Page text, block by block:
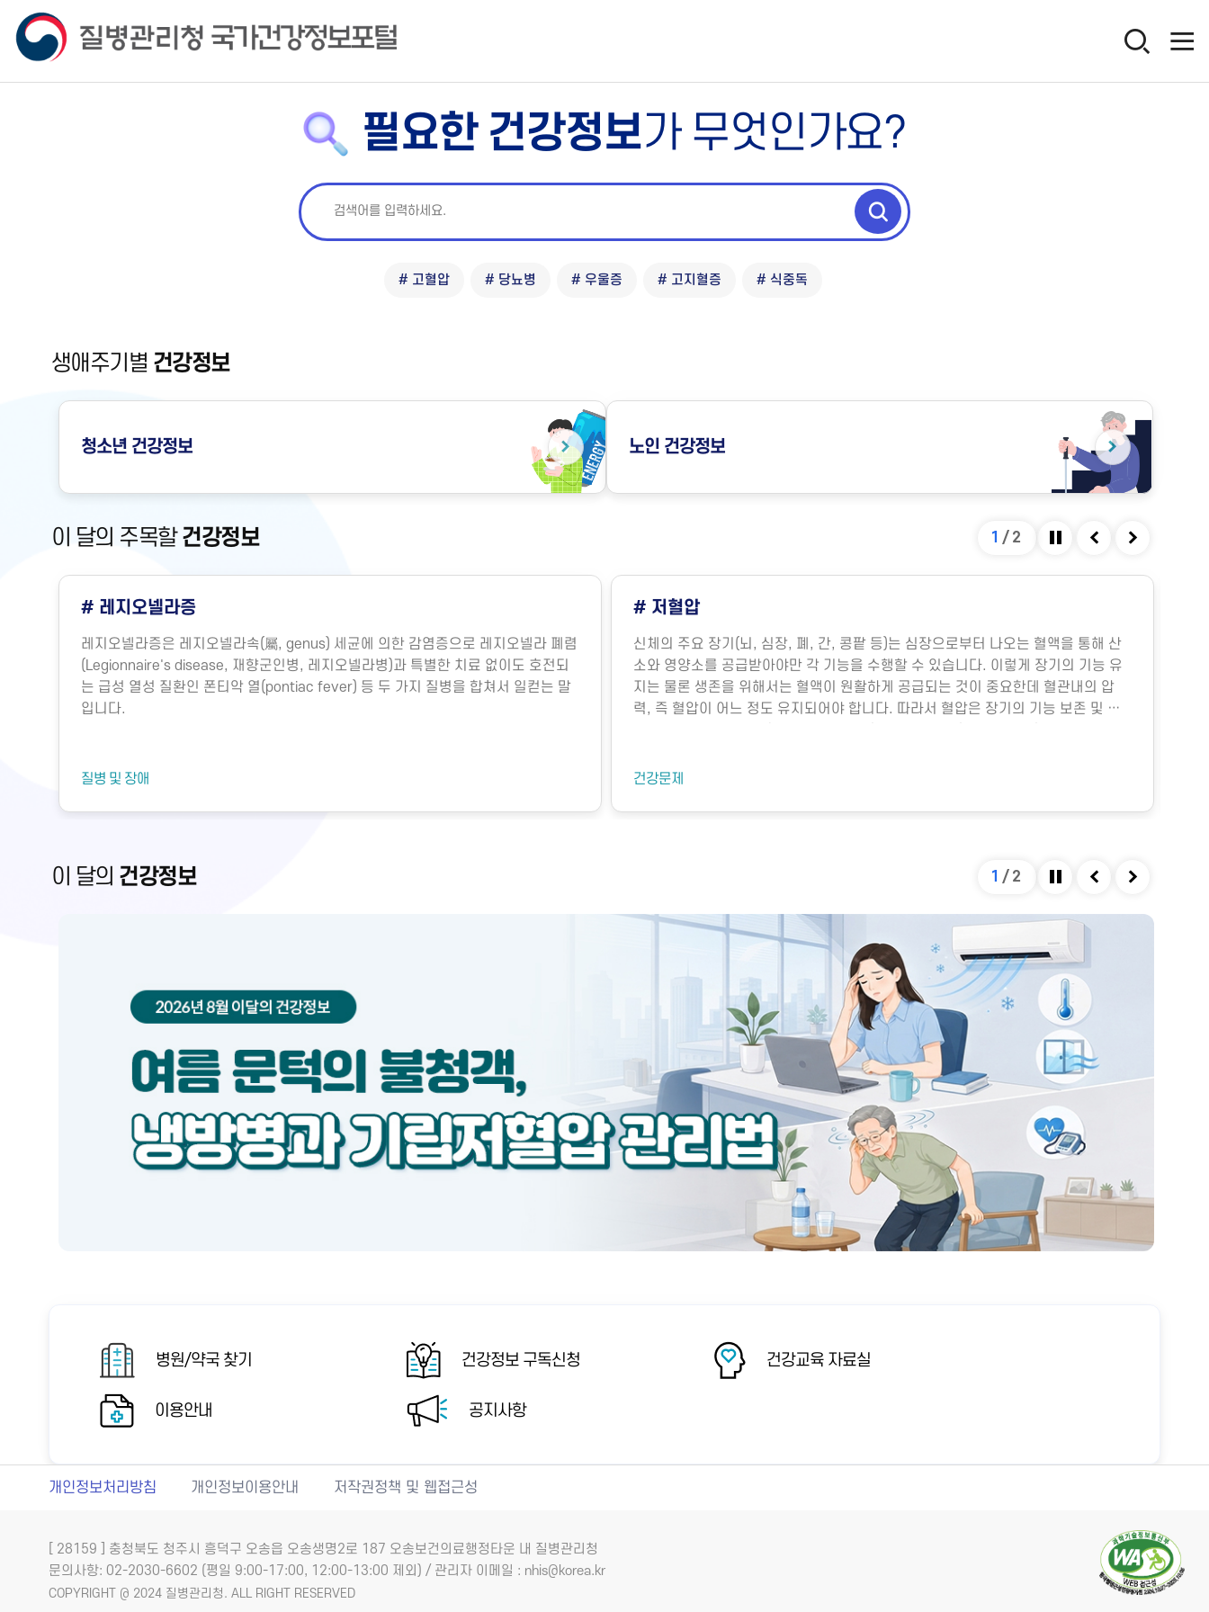
필요한 건강정보가 무엇인가요?
# 고혈압 # 당뇨병 # 우울증 # 고지혈증 # 식중독
생애주기별 건강정보
청소년 건강정보 노인 건강정보
이 달의 주목할건강정보 1 / 2
# 레지오넬라증
레지오넬라증은 레지오넬라속(屬, genus) 세균에 의한 감염증으로 레지오넬라 폐렴
(Legionnaire's disease, 재향군인병, 레지오넬라병)과 특별한 치료 없이도 호전되
는 급성 열성 질환인 폰티악 열(pontiac fever) 등 두 가지 질병을 합쳐서 일컫는 말
입니다.
질병 및 장애
# 저혈압
신체의 주요 장기(뇌, 심장, 폐, 간, 콩팥 등)는 심장으로부터 나오는 혈액을 통해 산
소와 영양소를 공급받아야만 각 기능을 수행할 수 있습니다. 이렇게 장기의 기능 유
지는 물론 생존을 위해서는 혈액이 원활하게 공급되는 것이 중요한데 혈관내의 압
력, 즉 혈압이 어느 정도 유지되어야 합니다. 따라서 혈압은 장기의 기능 보존 및 생
기능에 의해 내보내는 혈액의 양을 심박출량이라고 하는데, 이는 그림과 같이 여러
금만 변해도 혈압에 큰 영향을 미칩니다. 혈관의 직경은 혈관을 확장시키는 인자와
벗어난 병적인 상태로, 질병의 종류 및 심한 정도에 따라 혈압이 낮아지는 정도가 다
건강문제
이 달의 건강정보 1 / 2
병원/약국 찾기 건강정보 구독신청 건강교육 자료실
이용안내 공지사항
개인정보처리방침 개인정보이용안내 저작권정책 및 웹접근성
[ 28159 ] 충청북도 청주시 흥덕구 오송읍 오송생명2로 187 오송보건의료행정타운 내 질병관리청
문의사항: 02-2030-6602 (평일 9:00-17:00, 12:00-13:00 제외) / 관리자 이메일 : nhis@korea.kr
COPYRIGHT @ 2024 질병관리청. ALL RIGHT RESERVED